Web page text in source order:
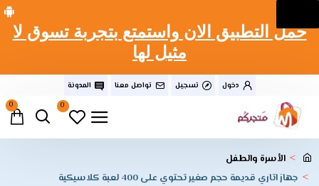
حمل التطبيق الان واستمتع بتجربة تسوق لا
مثيل لها
دخول تسجيل تواصل معنا
المدونة
0
0
الأسرة والطفل
جهاز اتاري قديمة حجم صغير تحتوي على 400 لعبة كلاسيكية